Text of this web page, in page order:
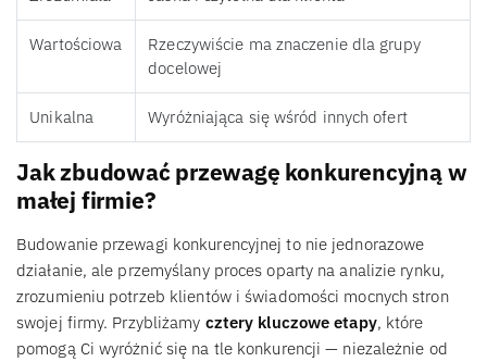
Wartościowa
Rzeczywiście ma znaczenie dla grupy
docelowej
Unikalna Wyróżniająca się wśród innych ofert
Jak zbudować przewagę konkurencyjną w
małej firmie?
Budowanie przewagi konkurencyjnej to nie jednorazowe
działanie, ale przemyślany proces oparty na analizie rynku,
zrozumieniu potrzeb klientów i świadomości mocnych stron
swojej firmy. Przybliżamy cztery kluczowe etapy, które
pomogą Ci wyróżnić się na tle konkurencji — niezależnie od